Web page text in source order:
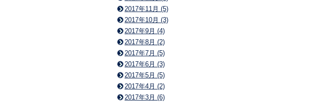
2017年11月 (5)
2017年10月 (3)
2017年9月 (4)
2017年8月 (2)
2017年7月 (5)
2017年6月 (3)
2017年5月 (5)
2017年4月 (2)
2017年3月 (6)